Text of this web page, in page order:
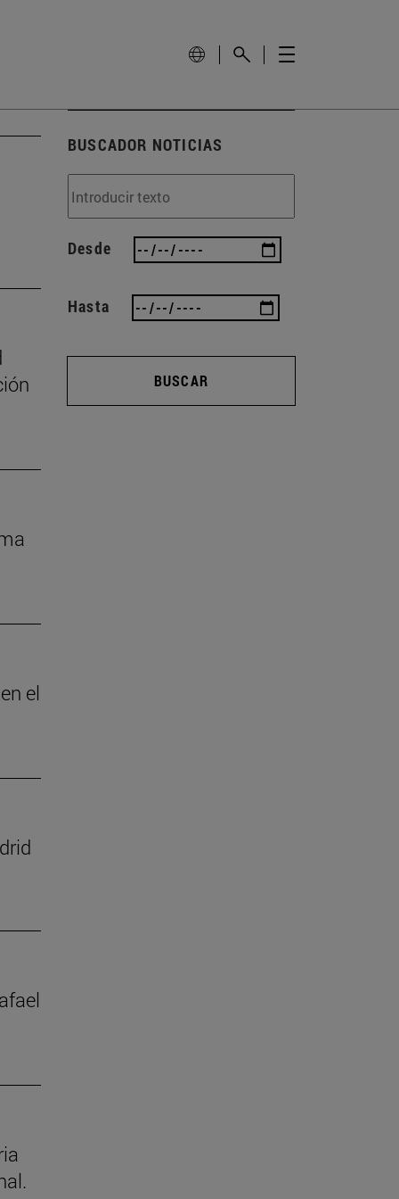
el
BUSCADOR NOTICIAS
Desde
Hasta
BUSCAR